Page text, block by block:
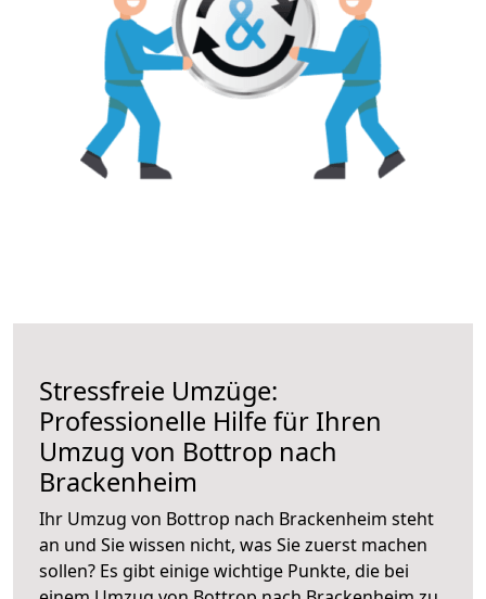
Stressfreie Umzüge:
Professionelle Hilfe für Ihren
Umzug von Bottrop nach
Brackenheim
Ihr Umzug von Bottrop nach Brackenheim steht
an und Sie wissen nicht, was Sie zuerst machen
sollen? Es gibt einige wichtige Punkte, die bei